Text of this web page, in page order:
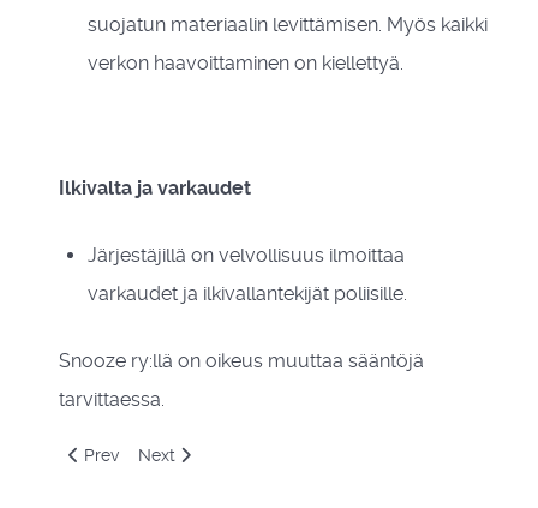
suojatun materiaalin levittämisen. Myös kaikki
verkon haavoittaminen on kiellettyä.
Ilkivalta ja varkaudet
Järjestäjillä on velvollisuus ilmoittaa
varkaudet ja ilkivallantekijät poliisille.
Snooze ry:llä on oikeus muuttaa sääntöjä
tarvittaessa.
Previous article: Historia
Prev Next article: Vanhemmille
Next